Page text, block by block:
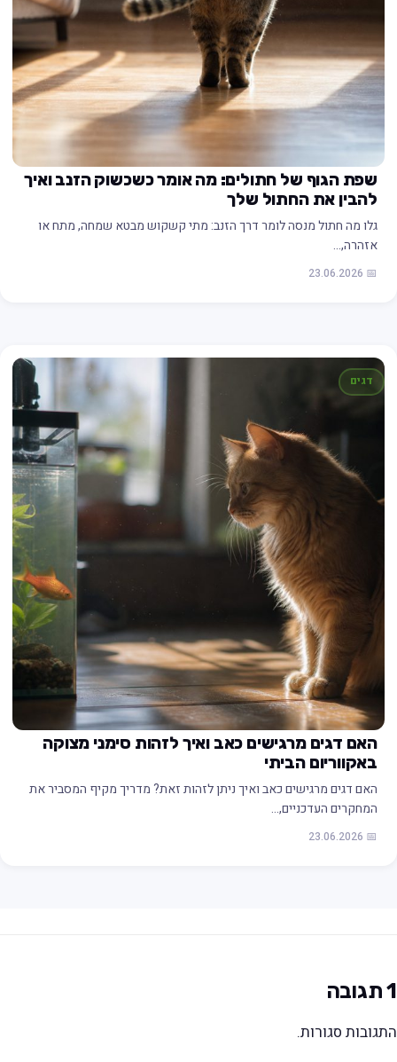
שפת הגוף של חתולים: מה אומר כשכשוק הזנב ואיך
להבין את החתול שלך
גלו מה חתול מנסה לומר דרך הזנב: מתי קשקוש מבטא שמחה, מתח או
אזהרה,…
📅 23.06.2026
דגים
האם דגים מרגישים כאב ואיך לזהות סימני מצוקה
באקווריום הביתי
האם דגים מרגישים כאב ואיך ניתן לזהות זאת? מדריך מקיף המסביר את
המחקרים העדכניים,…
📅 23.06.2026
1תגובה
התגובות סגורות.